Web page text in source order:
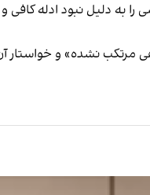
به دلیل نبود ادله
مرتکب نشده» و خواستار